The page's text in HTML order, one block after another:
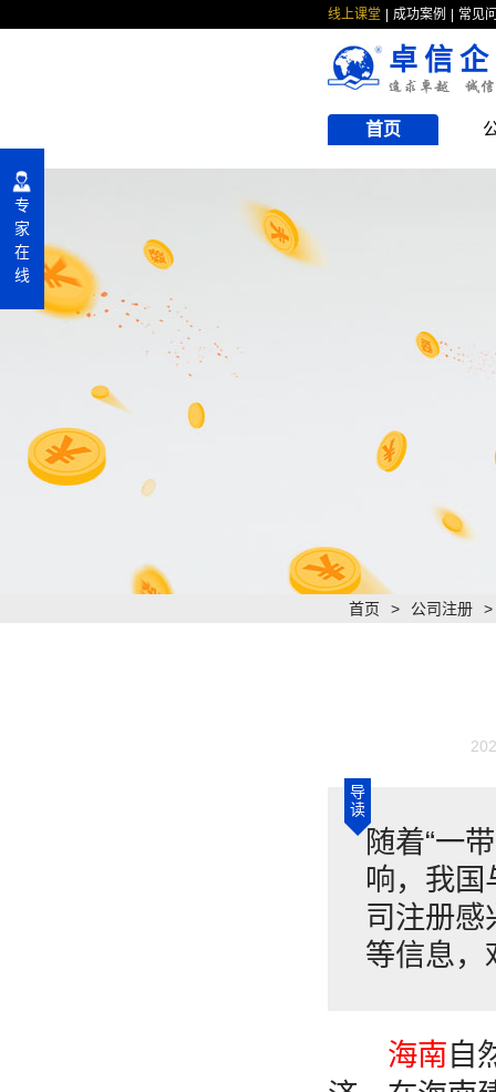
线上课堂 成功案例 常见
卓信
首页
首页 > 公司注册 >
导
读
随着“一
响，我国
司注册感
等信息，
海南自
专
家
在
线